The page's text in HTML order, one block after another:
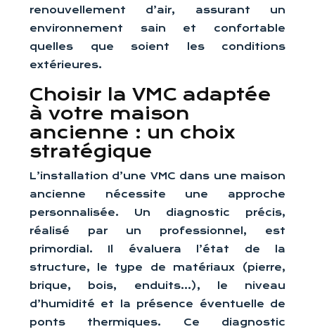
renouvellement d’air, assurant un
environnement sain et confortable
quelles que soient les conditions
extérieures.
Choisir la VMC adaptée
à votre maison
ancienne : un choix
stratégique
L’installation d’une VMC dans une maison
ancienne nécessite une approche
personnalisée. Un diagnostic précis,
réalisé par un professionnel, est
primordial. Il évaluera l’état de la
structure, le type de matériaux (pierre,
brique, bois, enduits…), le niveau
d’humidité et la présence éventuelle de
ponts thermiques. Ce diagnostic